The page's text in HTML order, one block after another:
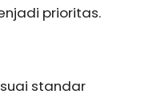
prioritas.
standar